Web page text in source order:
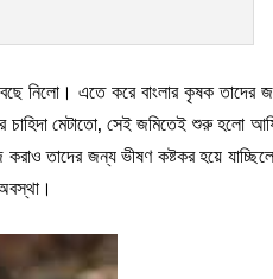
নিলো। এতে করে বাংলার কৃষক
চাহিদা মেটাতো, সেই জমিতেই শুরু
তাদের জন্য ভীষণ কষ্টকর হয়ে